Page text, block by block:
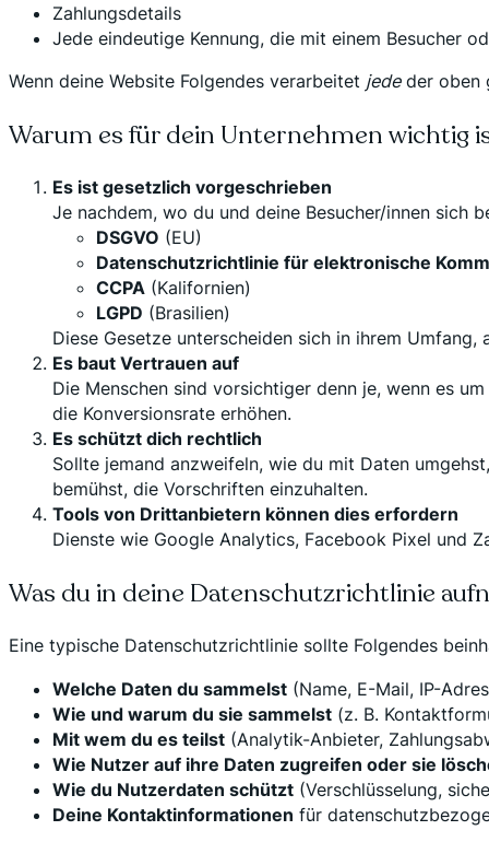
Zahlungsdetails
Jede eindeutige Kennung, die mit einem Besucher
Wenn deine Website Folgendes verarbeitet jededer oben
Warum es für dein Unternehmen wichtig
Es ist gesetzlich vorgeschrieben
Je nachdem, wo du und deine Besucher/innen sich
DSGVO (EU)
Datenschutzrichtlinie für elektronische
CCPA (Kalifornien)
LGPD (Brasilien)
Diese Gesetze unterscheiden sich in ihrem
Es baut Vertrauen auf
Die Menschen sind vorsichtiger denn je, wenn es
die Konversionsrate erhöhen.
Es schützt dich rechtlich
Sollte jemand anzweifeln, wie du mit Daten
bemühst, die Vorschriften einzuhalten.
Tools von Drittanbietern können dies erfordern
Dienste wie Google Analytics, Facebook Pixel und
Was du in deine Datenschutzrichtlinie
Eine typische Datenschutzrichtlinie sollte Folgendes
Welche Daten du sammelst (Name, E-Mail, IP-
Wie und warum du sie sammelst (z. B.
Mit wem du es teilst (Analytik-Anbieter,
Wie Nutzer auf ihre Daten zugreifen oder sie
Wie du Nutzerdaten schützt (Verschlüsselung,
Deine Kontaktinformationen für